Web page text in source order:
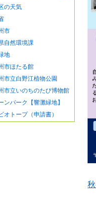
の天気
市
自然環境課
地
市ほたる館
市立白野江植物公園
市立いのちのたび博物館
ンパーク【響灘緑地】
オトープ（申請書）